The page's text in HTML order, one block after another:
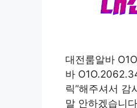
대전룸알바
바
릭”해주셔서
말 안하겠습니